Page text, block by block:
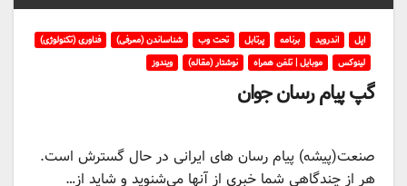
اپل اندروید برنامه پرتابل تحت وب شناساندن (معرفی)
فناوری (تکنولوژی)
لینوکس
موبایل | تلفن همراه نوشتار (مقاله) ویندوز
گپ پیام رسان جوان
صنعت(پیشه) پیام رسان های ایرانی در حال گسترش است.
هر از چندگاهی شما خبری از آنها می‌شنوید و شاید از…